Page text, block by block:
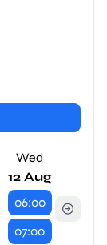
Wed
12 Aug
06:00
07:00